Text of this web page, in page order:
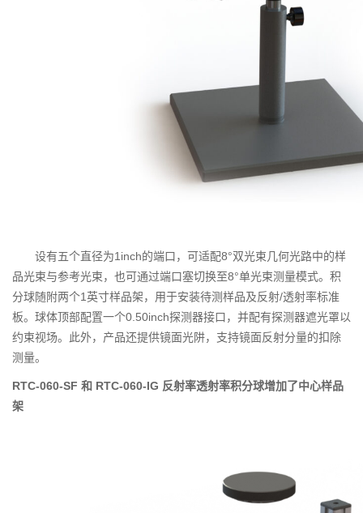
设有五个直径为1inch的端口，可适配8°双光束几何光路中的样
品光束与参考光束，也可通过端口塞切换至8°单光束测量模式。积
分球随附两个1英寸样品架，用于安装待测样品及反射/透射率标准
板。球体顶部配置一个0.50inch探测器接口，并配有探测器遮光罩以
约束视场。此外，产品还提供镜面光阱，支持镜面反射分量的扣除
测量。
RTC-060-SF 和 RTC-060-IG 反射率透射率积分球增加了中心样品
架